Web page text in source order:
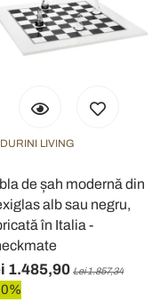
LIVING
de șah modernă din
alb sau negru,
în Italia -
1.485,90 Lei 1.857,34